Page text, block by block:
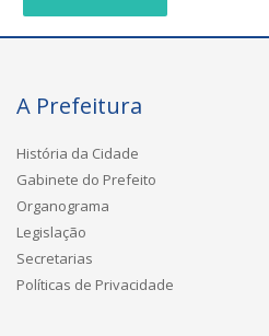
A Prefeitura
História da Cidade
Gabinete do Prefeito
Organograma
Legislação
Secretarias
Políticas de Privacidade